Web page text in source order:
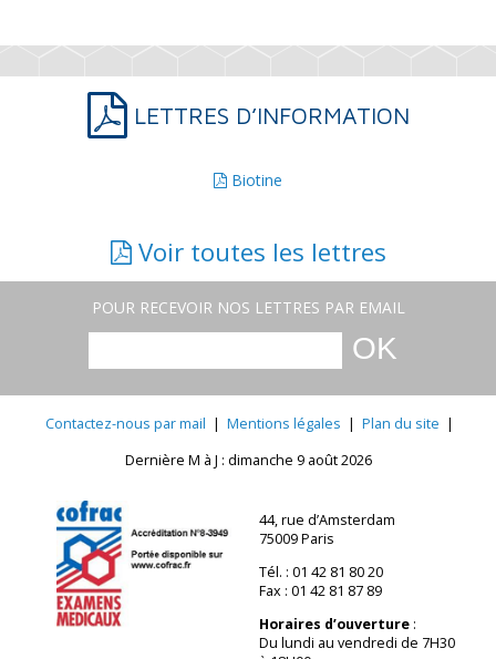
LETTRES D’INFORMATION
Biotine
Voir toutes les lettres
POUR RECEVOIR NOS LETTRES PAR EMAIL
Contactez-nous par mail | Mentions légales | Plan du site |
Dernière M à J : dimanche 9 août 2026
44, rue d’Amsterdam
75009 Paris
Tél. : 01 42 81 80 20
Fax : 01 42 81 87 89
Horaires d’ouverture:
Du lundi au vendredi de 7H30